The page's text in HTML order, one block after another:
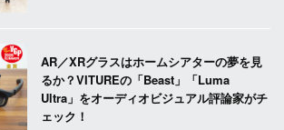
AR／XRグラスはホームシアターの夢を見
るか？VITUREの「Beast」「Luma
Ultra」をオーディオビジュアル評論家がチ
ェック！